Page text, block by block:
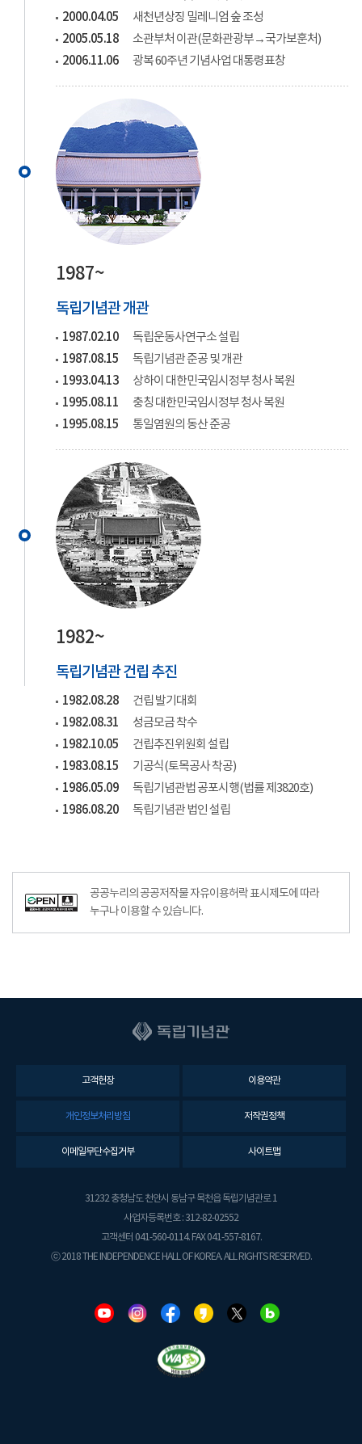
2000.04.05
새천년상징 밀레니엄 숲 조성
2005.05.18
소관부처 이관(문화관광부→국가보훈처)
2006.11.06
광복 60주년 기념사업 대통령표창
1987~
독립기념관 개관
1987.02.10
독립운동사연구소 설립
1987.08.15
독립기념관 준공 및 개관
1993.04.13
상하이 대한민국임시정부 청사 복원
1995.08.11
충칭 대한민국임시정부 청사 복원
1995.08.15
통일염원의 동산 준공
1982~
독립기념관 건립 추진
1982.08.28
건립 발기대회
1982.08.31
성금모금 착수
1982.10.05
건립추진위원회 설립
1983.08.15
기공식(토목공사 착공)
1986.05.09
독립기념관법 공포시행(법률 제3820호)
1986.08.20
독립기념관 법인 설립
공공누리공공저작물자유이용허락–출처표시이미지
공공누리의 공공저작물 자유이용허락 표시제도에 따라
누구나 이용할 수 있습니다.
고객헌장 이용약관
개인정보처리방침 저작권정책
이메일무단수집거부 사이트맵
31232 충청남도 천안시 동남구 목천읍 독립기념관로 1
사업자등록번호 : 312-82-02552
고객센터 041-560-0114. FAX 041-557-8167.
ⓒ 2018 THE INDEPENDENCE HALL OF KOREA. ALL RIGHTS RESERVED.